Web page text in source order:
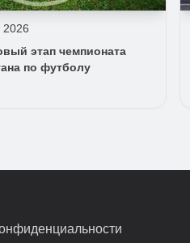
2026
этап чемпионата
по футболу